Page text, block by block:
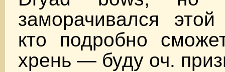
заморачивался
кто подробно
хрень — буду оч.